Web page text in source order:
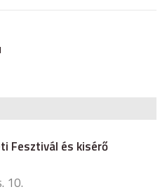
Fesztivál és kisérő
10.